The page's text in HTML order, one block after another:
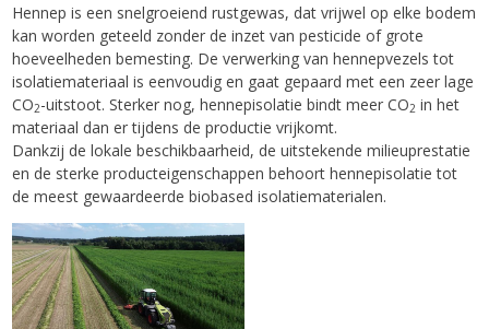
Hennep is een snelgroeiend rustgewas, dat vrijwel op elke bodem
kan worden geteeld zonder de inzet van pesticide of grote
hoeveelheden bemesting. De verwerking van hennepvezels tot
isolatiemateriaal is eenvoudig en gaat gepaard met een zeer lage
CO2-uitstoot. Sterker nog, hennepisolatie bindt meer CO2 in het
materiaal dan er tijdens de productie vrijkomt.
Dankzij de lokale beschikbaarheid, de uitstekende milieuprestatie
en de sterke producteigenschappen behoort hennepisolatie tot
de meest gewaardeerde biobased isolatiematerialen.